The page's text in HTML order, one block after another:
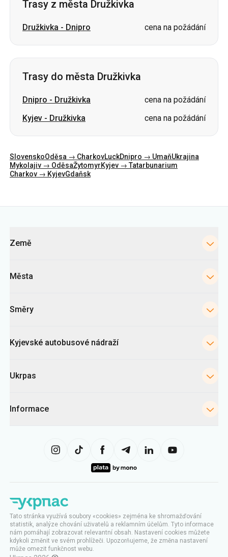
Trasy z města Družkivka
Družkivka - Dnipro cena na požádání
Trasy do města Družkivka
Dnipro - Družkivka
cena na požádání
Kyjev - Družkivka cena na požádání
SlovenskoOděsa → CharkovLuckDnipro → UmaňUkrajina
Mykolajiv → OděsaŽytomyrKyjev → Tatarbunarium
Charkov → KyjevGdaňsk
Země
Města
Směry
Kyjevské autobusové nádraží
Ukrpas
Informace
Tato stránka využívá soubory «cookies» zejména ke shromažďování
statistik, analýze chování uživatelů a reklamním účelům. Tyto informace
nám pomáhají zobrazovat relevantní obsah. Nastavení cookies můžete
kdykoli změnit ve svém prohlížeči. Upozorňujeme, že změna nastavení
může omezit funkčnost webu.